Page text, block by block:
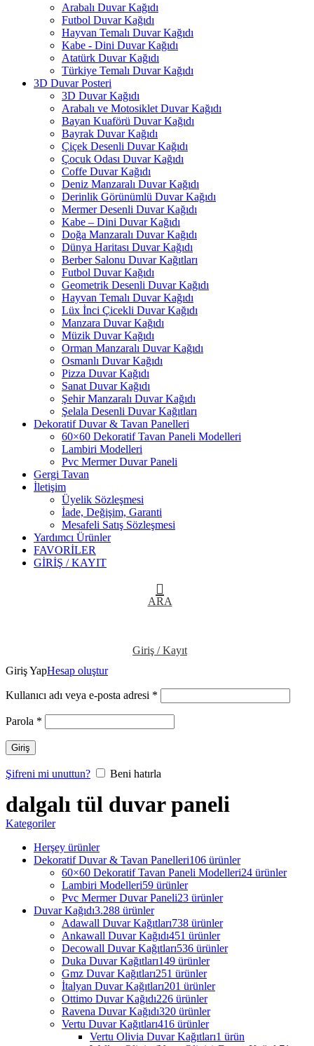
Arabalı Duvar Kağıdı
Futbol Duvar Kağıdı
Hayvan Temalı Duvar Kağıdı
Kabe - Dini Duvar Kağıdı
Atatürk Duvar Kağıdı
Türkiye Temalı Duvar Kağıdı
3D Duvar Posteri
3D Duvar Kağıdı
Arabalı ve Motosiklet Duvar Kağıdı
Bayan Kuaförü Duvar Kağıdı
Bayrak Duvar Kağıdı
Çiçek Desenli Duvar Kağıdı
Çocuk Odası Duvar Kağıdı
Coffe Duvar Kağıdı
Deniz Manzaralı Duvar Kağıdı
Derinlik Görünümlü Duvar Kağıdı
Mermer Desenli Duvar Kağıdı
Kabe – Dini Duvar Kağıdı
Doğa Manzaralı Duvar Kağıdı
Dünya Haritası Duvar Kağıdı
Berber Salonu Duvar Kağıtları
Futbol Duvar Kağıdı
Geometrik Desenli Duvar Kağıdı
Hayvan Temalı Duvar Kağıdı
Lüx İnci Çicekli Duvar Kağıdı
Manzara Duvar Kağıdı
Müzik Duvar Kağıdı
Orman Manzaralı Duvar Kağıdı
Osmanlı Duvar Kağıdı
Pizza Duvar Kağıdı
Sanat Duvar Kağıdı
Şehir Manzaralı Duvar Kağıdı
Şelala Desenli Duvar Kağıtları
Dekoratif Duvar & Tavan Panelleri
60×60 Dekoratif Tavan Paneli Modelleri
Lambiri Modelleri
Pvc Mermer Duvar Paneli
Gergi Tavan
İletişim
Üyelik Sözleşmesi
İade, Değişim, Garanti
Mesafeli Satış Sözleşmesi
Yardımcı Ürünler
FAVORİLER
GİRİŞ / KAYIT
ARA
Giriş / Kayıt
Giriş YapHesap oluştur
Kullanıcı adı veya e-posta adresi *
Parola *
Giriş
Şifreni mi unuttun? Beni hatırla
dalgalı tül duvar paneli
Kategoriler
Herşey ürünler
Dekoratif Duvar & Tavan Panelleri106 ürünler
60×60 Dekoratif Tavan Paneli Modelleri24 ürünler
Lambiri Modelleri59 ürünler
Pvc Mermer Duvar Paneli23 ürünler
Duvar Kağıdı3.288 ürünler
Adawall Duvar Kağıtları738 ürünler
Ankawall Duvar Kağıdı451 ürünler
Decowall Duvar Kağıtları536 ürünler
Duka Duvar Kağıtları149 ürünler
Gmz Duvar Kağıtları251 ürünler
İtalyan Duvar Kağıtları201 ürünler
Ottimo Duvar Kağıdı226 ürünler
Ravena Duvar Kağıdı320 ürünler
Vertu Duvar Kağıtları416 ürünler
Vertu Olivia Duvar Kağıtları1 ürün